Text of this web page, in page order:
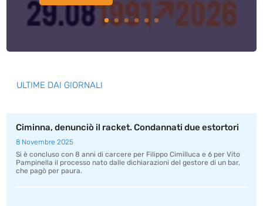
ULTIME DAI GIORNALI
Ciminna, denunciò il racket. Condannati due estortori
8 Novembre 2025
Si è concluso con 8 anni di carcere per Filippo Cimilluca e 6 per Vito
Pampinella il processo nato dalle dichiarazioni del gestore di un bar,
che pagò per paura.